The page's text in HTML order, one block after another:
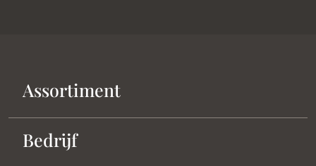
Assortiment
Bedrijf